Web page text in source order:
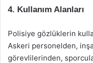
4. Kullanım Alanları
Polisiye gözlüklerin
Askeri personelden,
görevlilerinden,